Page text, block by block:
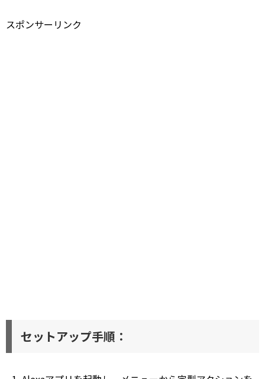
スポンサーリンク
セットアップ手順：